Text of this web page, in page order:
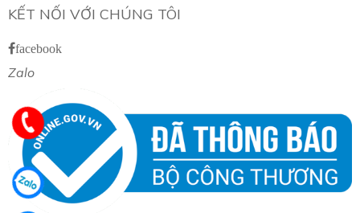
KẾT NỐI VỚI CHÚNG TÔI
facebook
Zalo